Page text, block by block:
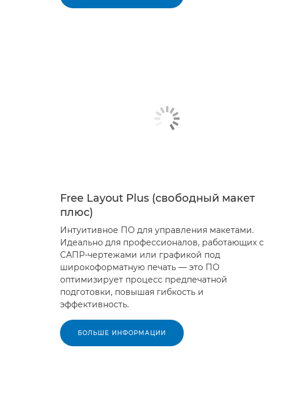
Free Layout Plus (свободный макет
плюс)
Интуитивное ПО для управления макетами.
Идеально для профессионалов, работающих с
САПР-чертежами или графикой под
широкоформатную печать — это ПО
оптимизирует процесс предпечатной
подготовки, повышая гибкость и
эффективность.
БОЛЬШЕ ИНФОРМАЦИИ